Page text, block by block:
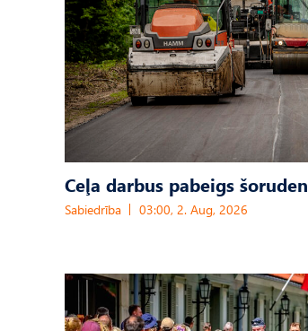
Ceļa darbus pabeigs šoruden
Sabiedrība 03:00, 2. Aug, 2026